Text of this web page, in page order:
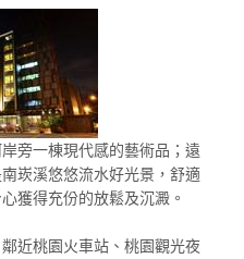
旁一棟現代感的藝術品；遠
崁溪悠悠流水好光景，舒適
獲得充份的放鬆及沉澱。
近桃園火車站、桃園觀光夜